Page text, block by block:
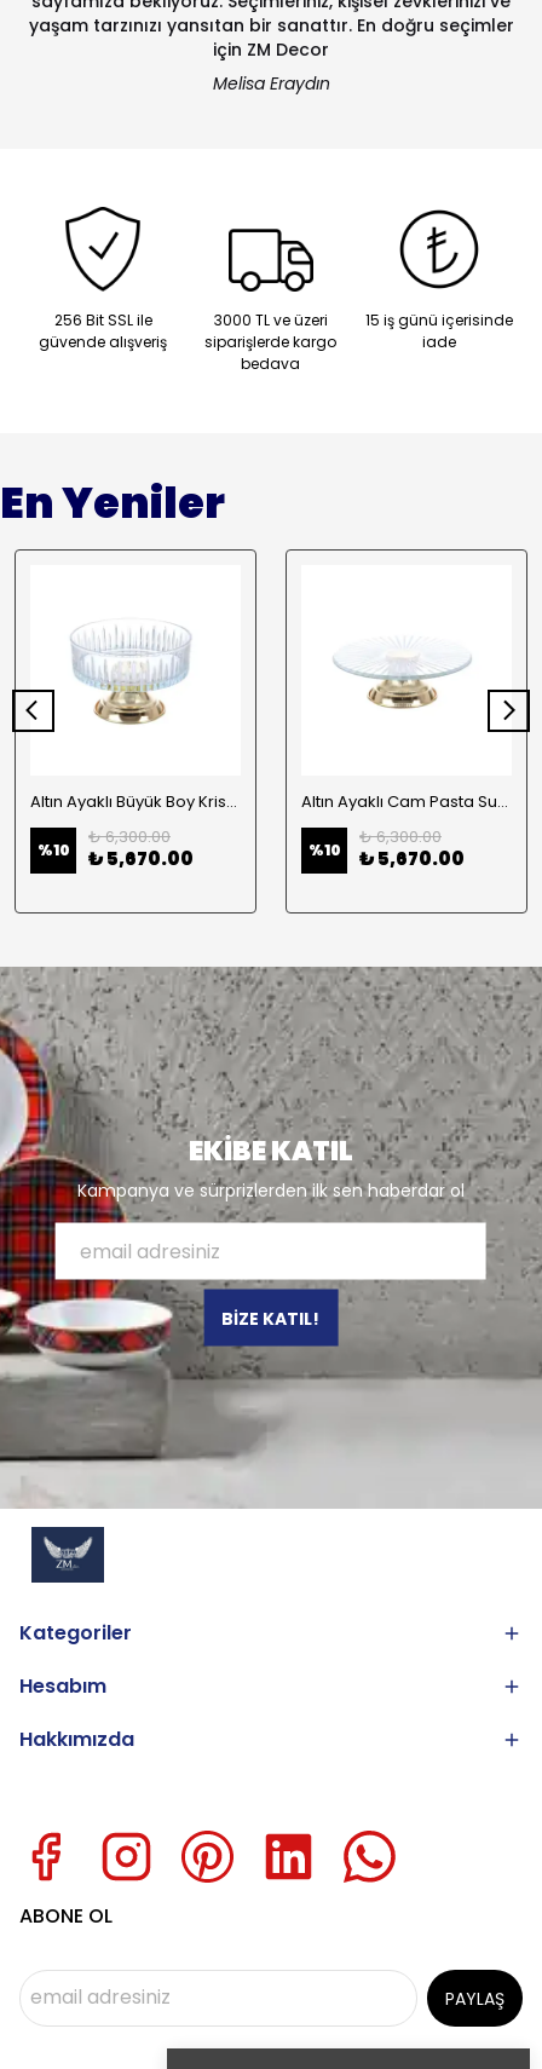
yaşam tarzınızı yansıtan bir sanattır. En doğru seçimler
için ZM Decor
Melisa Eraydın
256 Bit SSL ile
güvende alışveriş
3000 TL ve üzeri
siparişlerde kargo
bedava
15 iş günü içerisinde
iade
En Yeniler
Altın Ayaklı Büyük Boy Kristal Kase 25cm
%10
₺ 6,300.00
₺ 5,670.00
Altın Ayaklı Cam Pasta Sunum 30cm
%10
₺ 6,300.00
₺ 5,670.00
EKİBE KATIL
Kampanya ve sürprizlerden ilk sen haberdar ol
BİZE KATIL!
Kategoriler
Hesabım
Hakkımızda
ABONE OL
PAYLAŞ